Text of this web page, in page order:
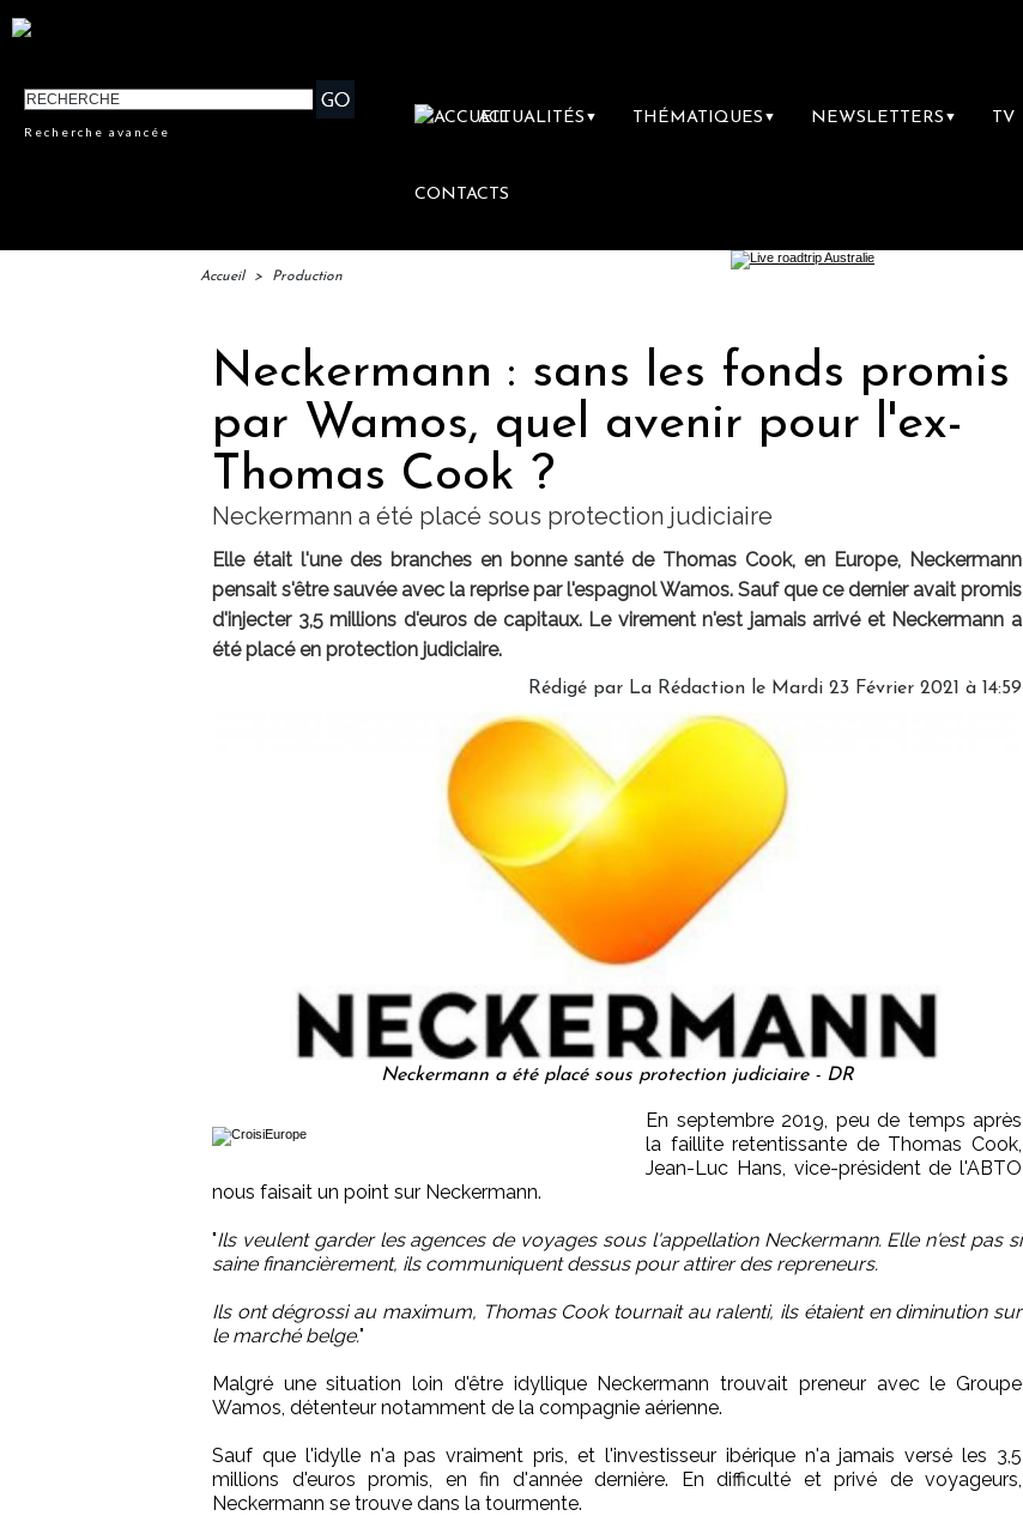
Recherche avancée
ACTUALITÉS ▼ THÉMATIQUES ▼ NEWSLETTERS ▼ TV
CONTACTS
Accueil > Production
Neckermann : sans les fonds promis
par Wamos, quel avenir pour l'ex-
Thomas Cook ?
Neckermann a été placé sous protection judiciaire
Elle était l'une des branches en bonne santé de Thomas Cook, en Europe, Neckermann
pensait s'être sauvée avec la reprise par l'espagnol Wamos. Sauf que ce dernier avait promis
d'injecter 3,5 millions d'euros de capitaux. Le virement n'est jamais arrivé et Neckermann a
été placé en protection judiciaire.
Rédigé par La Rédaction le Mardi 23 Février 2021 à 14:59
Neckermann a été placé sous protection judiciaire - DR
En septembre 2019, peu de temps après
la faillite retentissante de Thomas Cook,
Jean-Luc Hans, vice-président de l'ABTO
nous faisait un point sur Neckermann.
"Ils veulent garder les agences de voyages sous l'appellation Neckermann. Elle n'est pas si
saine financièrement, ils communiquent dessus pour attirer des repreneurs.
Ils ont dégrossi au maximum, Thomas Cook tournait au ralenti, ils étaient en diminution sur
le marché belge."
Malgré une situation loin d'être idyllique Neckermann trouvait preneur avec le Groupe
Wamos, détenteur notamment de la compagnie aérienne.
Sauf que l'idylle n'a pas vraiment pris, et l'investisseur ibérique n'a jamais versé les 3,5
millions d'euros promis, en fin d'année dernière. En difficulté et privé de voyageurs,
Neckermann se trouve dans la tourmente.